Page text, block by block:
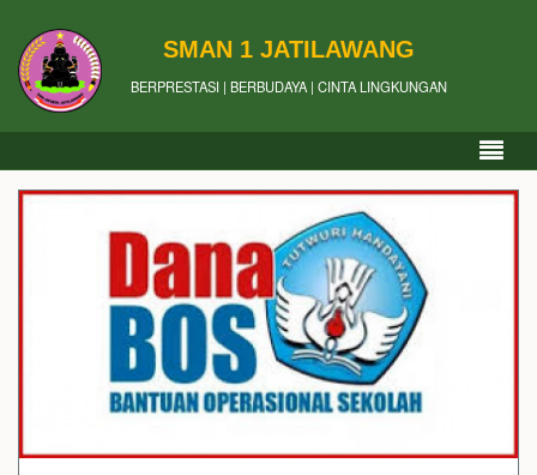
SMAN 1 JATILAWANG
BERPRESTASI | BERBUDAYA | CINTA LINGKUNGAN